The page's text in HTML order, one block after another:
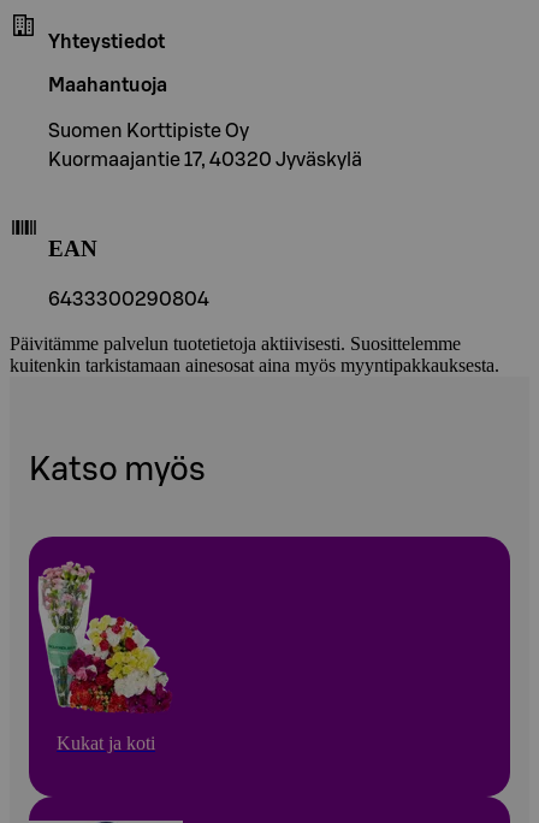
Yhteystiedot
Maahantuoja
Suomen Korttipiste Oy
Kuormaajantie 17, 40320 Jyväskylä
EAN
6433300290804
Päivitämme palvelun tuotetietoja aktiivisesti. Suosittelemme
kuitenkin tarkistamaan ainesosat aina myös myyntipakkauksesta.
Katso myös
Kukat ja koti